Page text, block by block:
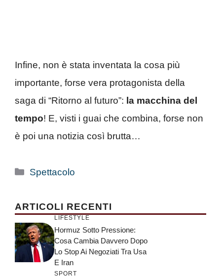
Infine, non è stata inventata la cosa più
importante, forse vera protagonista della
saga di “Ritorno al futuro”: la macchina del
tempo! E, visti i guai che combina, forse non
è poi una notizia così brutta…
Categorie
Spettacolo
ARTICOLI RECENTI
LIFESTYLE
Hormuz Sotto Pressione:
Cosa Cambia Davvero Dopo
Lo Stop Ai Negoziati Tra Usa
E Iran
SPORT